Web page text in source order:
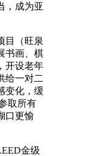
，成为亚
（旺泉
书画、棋
开设老年
给一对二
变化，缓
取所有
口更愉
金级